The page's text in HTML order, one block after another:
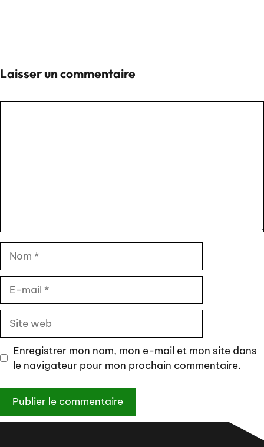
Laisser un commentaire
mail
Site
web
Enregistrer mon nom, mon e-mail et mon site dans
le navigateur pour mon prochain commentaire.